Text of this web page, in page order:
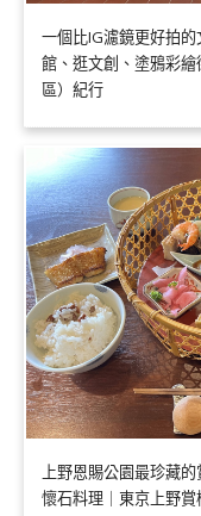
一個比IG濾鏡更好拍
館、逛文創、塗鴉彩繪
區）紀行
上野恩賜公園最珍藏
懷石料理｜東京上野